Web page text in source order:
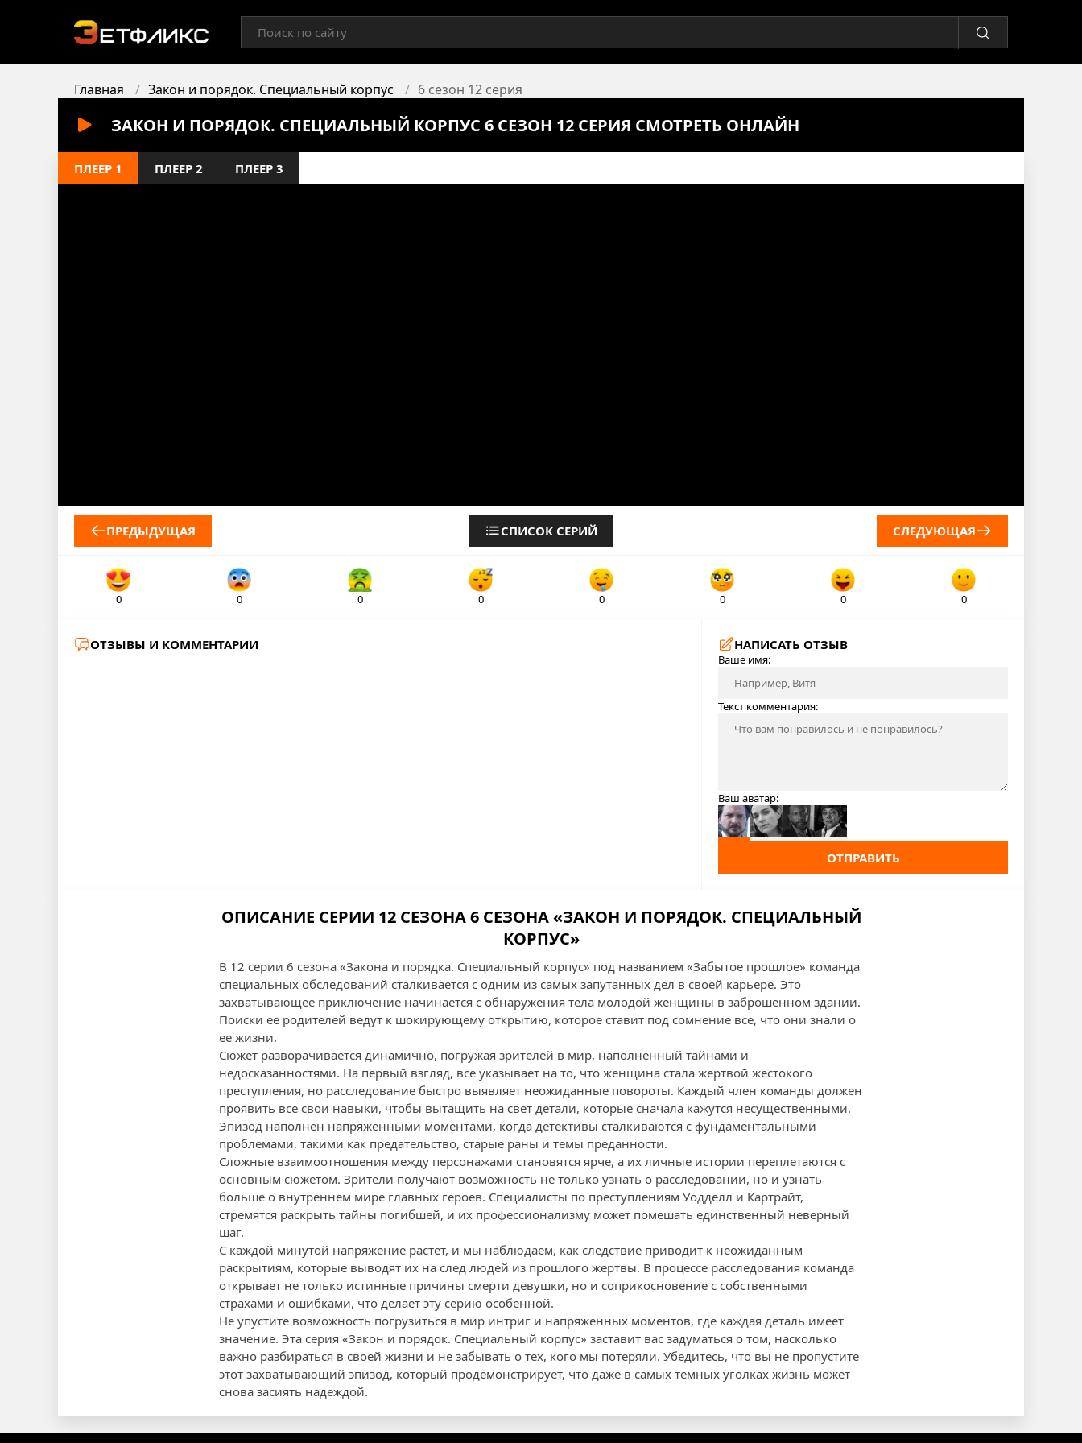
Главная Закон и порядок. Специальный корпус 6 сезон 12 серия
ЗАКОН И ПОРЯДОК. СПЕЦИАЛЬНЫЙ КОРПУС 6 СЕЗОН 12 СЕРИЯ СМОТРЕТЬ ОНЛАЙН
ПЛЕЕР 1 ПЛЕЕР 2 ПЛЕЕР 3
ПРЕДЫДУЩАЯ СПИСОК СЕРИЙ СЛЕДУЮЩАЯ
0 0 0 0 0 0 0 0
ОТЗЫВЫ И КОММЕНТАРИИ НАПИСАТЬ ОТЗЫВ
Ваше имя:
Текст комментария:
Ваш аватар:
ОТПРАВИТЬ
ОПИСАНИЕ СЕРИИ 12 СЕЗОНА 6 СЕЗОНА «ЗАКОН И ПОРЯДОК. СПЕЦИАЛЬНЫЙ
КОРПУС»
В 12 серии 6 сезона «Закона и порядка. Специальный корпус» под названием «Забытое прошлое» команда
специальных обследований сталкивается с одним из самых запутанных дел в своей карьере. Это
захватывающее приключение начинается с обнаружения тела молодой женщины в заброшенном здании.
Поиски ее родителей ведут к шокирующему открытию, которое ставит под сомнение все, что они знали о
ее жизни.
Сюжет разворачивается динамично, погружая зрителей в мир, наполненный тайнами и
недосказанностями. На первый взгляд, все указывает на то, что женщина стала жертвой жестокого
преступления, но расследование быстро выявляет неожиданные повороты. Каждый член команды должен
проявить все свои навыки, чтобы вытащить на свет детали, которые сначала кажутся несущественными.
Эпизод наполнен напряженными моментами, когда детективы сталкиваются с фундаментальными
проблемами, такими как предательство, старые раны и темы преданности.
Сложные взаимоотношения между персонажами становятся ярче, а их личные истории переплетаются с
основным сюжетом. Зрители получают возможность не только узнать о расследовании, но и узнать
больше о внутреннем мире главных героев. Специалисты по преступлениям Уодделл и Картрайт,
стремятся раскрыть тайны погибшей, и их профессионализму может помешать единственный неверный
шаг.
С каждой минутой напряжение растет, и мы наблюдаем, как следствие приводит к неожиданным
раскрытиям, которые выводят их на след людей из прошлого жертвы. В процессе расследования команда
открывает не только истинные причины смерти девушки, но и соприкосновение с собственными
страхами и ошибками, что делает эту серию особенной.
Не упустите возможность погрузиться в мир интриг и напряженных моментов, где каждая деталь имеет
значение. Эта серия «Закон и порядок. Специальный корпус» заставит вас задуматься о том, насколько
важно разбираться в своей жизни и не забывать о тех, кого мы потеряли. Убедитесь, что вы не пропустите
этот захватывающий эпизод, который продемонстрирует, что даже в самых темных уголках жизнь может
снова засиять надеждой.